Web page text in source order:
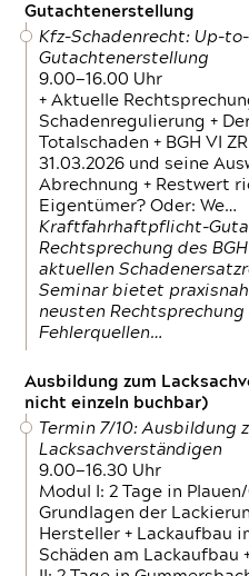
Gutachtenerstellung
Kfz-Schadenrecht: Up-
Gutachtenerstellung
9.00—16.00 Uhr
+ Aktuelle
Schadenregulierung +
Totalschaden + BGH VI
31.03.2026 und seine
Abrechnung + Restwert
Eigentümer? Oder: We…
Kraftfahrhaftpflicht-
Rechtsprechung des
aktuellen
Seminar bietet
neusten
Fehlerquellen…
Ausbildung zum
nicht einzeln buchbar)
Termin 7/10: Ausbildung
Lacksachverständigen
9.00—16.30 Uhr
Modul I: 2 Tage in
Grundlagen der
Hersteller + Lackaufbau
Schäden am Lackaufbau